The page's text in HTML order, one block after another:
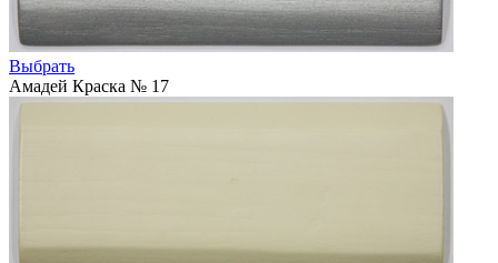
Выбрать
Амадей Краска № 17